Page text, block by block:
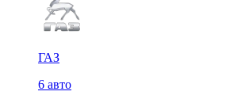
ГАЗ
6 авто